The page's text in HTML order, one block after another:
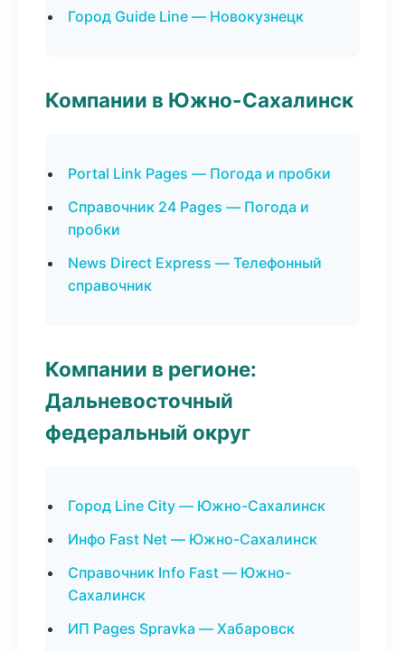
Город Guide Line — Новокузнецк
Компании в Южно-Сахалинск
Portal Link Pages — Погода и пробки
Справочник 24 Pages — Погода и
пробки
News Direct Express — Телефонный
справочник
Компании в регионе:
Дальневосточный
федеральный округ
Город Line City — Южно-Сахалинск
Инфо Fast Net — Южно-Сахалинск
Справочник Info Fast — Южно-
Сахалинск
ИП Pages Spravka — Хабаровск